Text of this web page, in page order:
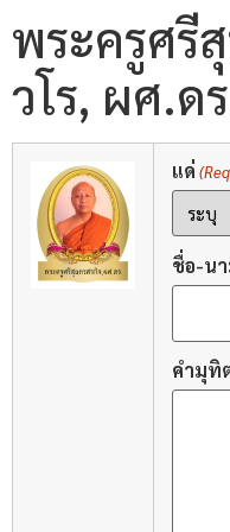
พระครูศรี
วโร, ผศ.ด
แด่
ชื่อ-น
คำมุทิ